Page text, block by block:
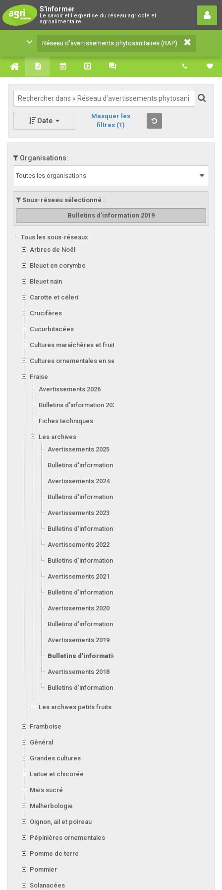
S'informer
Le savoir et l'expertise du réseau agricole et
agroalimentaire
Réseau d’avertissements
phytosanitaires (RAP)
Le savoir et l'expertise du réseau agricole et
agroalimentaire
Réseau d’avertissements phytosanitaires (RAP)
Date
Masquer les
filtres (1)
Organisations:
Toutes les organisations
Sous-réseau sélectionné :
Bulletins d'information 2019
Tous les sous-réseaux
Arbres de Noël
Bleuet en corymbe
Bleuet nain
Carotte et céleri
Crucifères
Cucurbitacées
Cultures maraîchères et fruitières en serre
Cultures ornementales en serre
Fraise
Avertissements 2026
Bulletins d'information 2026
Fiches techniques
Les archives
Avertissements 2025
Bulletins d'information 2025
Avertissements 2024
Bulletins d'information 2024
Avertissements 2023
Bulletins d'information 2023
Avertissements 2022
Bulletins d'information 2022
Avertissements 2021
Bulletins d'information 2021
Avertissements 2020
Bulletins d'information 2020
Avertissements 2019
Bulletins d'information 2019
Avertissements 2018
Bulletins d'information 2018
Les archives petits fruits
Framboise
Général
Grandes cultures
Laitue et chicorée
Maïs sucré
Malherbologie
Oignon, ail et poireau
Pépinières ornementales
Pomme de terre
Pommier
Solanacées